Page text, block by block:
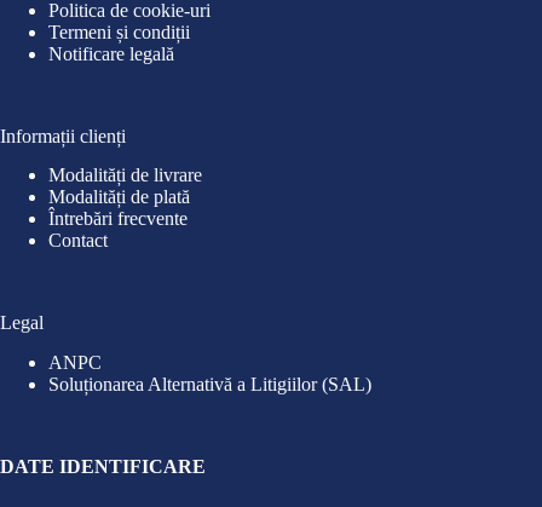
Politica de cookie-uri
Termeni și condiții
Notificare legală
Informații clienți
Modalități de livrare
Modalități de plată
Întrebări frecvente
Contact
Legal
ANPC
Soluționarea Alternativă a Litigiilor (SAL)
DATE IDENTIFICARE